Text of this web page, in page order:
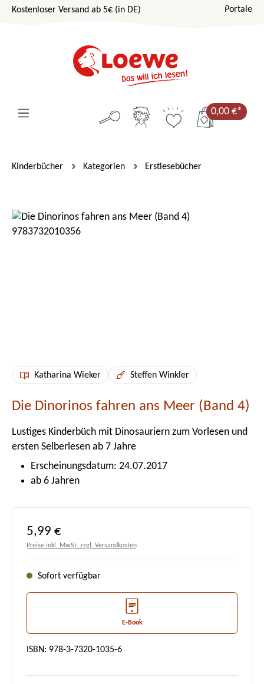
Zum Hauptinhalt springen
Kostenloser Versand ab 5€ (in DE) Portale
0,00 €*
Kinderbücher Kategorien Erstlesebücher
Bildergalerie überspringen
Katharina Wieker Steffen Winkler
Die Dinorinos fahren ans Meer (Band 4)
Lustiges Kinderbüch mit Dinosauriern zum Vorlesen und
ersten Selberlesen ab 7 Jahre
Erscheinungsdatum: 24.07.2017
ab 6 Jahren
Regulärer Preis:
5,99 €
Preise inkl. MwSt. zzgl. Versandkosten
Sofort verfügbar
E-Book
ISBN: 978-3-7320-1035-6